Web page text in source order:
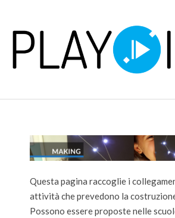
content
P
Menu
Questa pagina raccoglie i
attività che prevedono la costruzione
Possono essere proposte nelle